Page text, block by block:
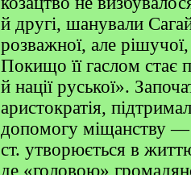
й другі, шанували
розважної, але
Покищо її гаслом стає
й нації руської».
аристократія,
допомогу міщанству
ст. утворюється в
де «головою»